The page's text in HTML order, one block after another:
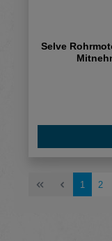
Selve
Seite
1 2